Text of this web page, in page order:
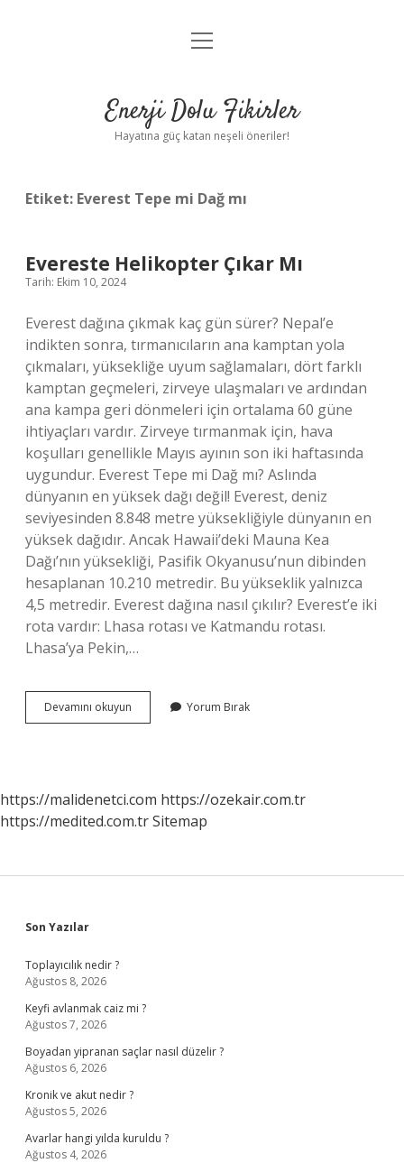
Anasayfa
Yasal Uyarı
menüyü
Enerji Dolu Fikirler
Hayatına güç katan neşeli öneriler!
Etiket: Everest Tepe mi Dağ mı
Evereste Helikopter Çıkar Mı
Tarih: Ekim 10, 2024
Everest dağına çıkmak kaç gün sürer? Nepal’e
indikten sonra, tırmanıcıların ana kamptan yola
çıkmaları, yüksekliğe uyum sağlamaları, dört farklı
kamptan geçmeleri, zirveye ulaşmaları ve ardından
ana kampa geri dönmeleri için ortalama 60 güne
ihtiyaçları vardır. Zirveye tırmanmak için, hava
koşulları genellikle Mayıs ayının son iki haftasında
uygundur. Everest Tepe mi Dağ mı? Aslında
dünyanın en yüksek dağı değil! Everest, deniz
seviyesinden 8.848 metre yüksekliğiyle dünyanın en
yüksek dağıdır. Ancak Hawaii’deki Mauna Kea
Dağı’nın yüksekliği, Pasifik Okyanusu’nun dibinden
hesaplanan 10.210 metredir. Bu yükseklik yalnızca
4,5 metredir. Everest dağına nasıl çıkılır? Everest’e iki
rota vardır: Lhasa rotası ve Katmandu rotası.
Lhasa’ya Pekin,…
Devamını okuyun Evereste
Helikopter
Yorum Bırak
https://malidenetci.com https://ozekair.com.tr
https://medited.com.trSitemap
Sidebar
Son Yazılar
Toplayıcılık nedir ?
Ağustos 8, 2026
Keyfi avlanmak caiz mi ?
Ağustos 7, 2026
Boyadan yipranan saçlar nasıl düzelir ?
Ağustos 6, 2026
Kronik ve akut nedir ?
Ağustos 5, 2026
Avarlar hangi yılda kuruldu ?
Ağustos 4, 2026